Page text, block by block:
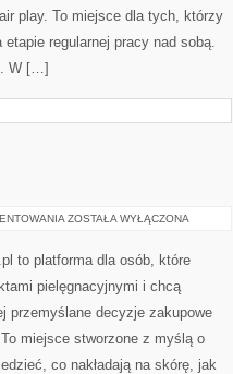
play. To miejsce dla tych, którzy
regularnej pracy nad sobą.
W […]
ORIFLAME
ZOSTAŁA WYŁĄCZONA
to platforma dla osób, które
pielęgnacyjnymi i chcą
przemyślane decyzje zakupowe
miejsce stworzone z myślą o
co nakładają na skórę, jak